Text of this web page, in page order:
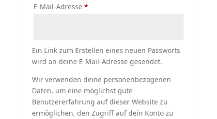
E-Mail-Adresse *Erforderlich
Ein Link zum Erstellen eines neuen Passworts
wird an deine E-Mail-Adresse gesendet.
Wir verwenden deine personenbezogenen
Daten, um eine möglichst gute
Benutzererfahrung auf dieser Website zu
ermöglichen, den Zugriff auf dein Konto zu